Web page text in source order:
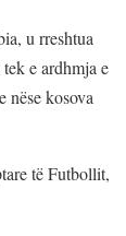
u rreshtua
e ardhmja e
nëse kosova
të Futbollit,